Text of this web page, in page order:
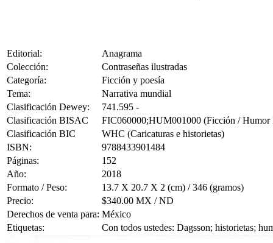
Editorial:
Anagrama
Colección:
Contraseñas ilustradas
Categoría:
Ficción y poesía
Tema:
Narrativa mundial
Clasificación Dewey:
741.595 -
Clasificación BISAC
FIC060000;HUM001000 (Ficción / Humor
Clasificación BIC
WHC (Caricaturas e historietas)
ISBN:
9788433901484
Páginas:
152
Año:
2018
Formato / Peso:
13.7 X 20.7 X 2 (cm) / 346 (gramos)
Precio:
$340.00 MX / ND
Derechos de venta para: México
Etiquetas:
Con todos ustedes: Dagsson; historietas;